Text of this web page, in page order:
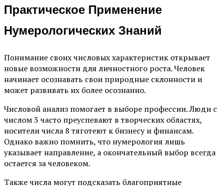
Практическое Применение
Нумерологических Знаний
Понимание своих числовых характеристик открывает
новые возможности для личностного роста. Человек
начинает осознавать свои природные склонности и
может развивать их более осознанно.
Числовой анализ помогает в выборе профессии. Люди с
числом 3 часто преуспевают в творческих областях,
носители числа 8 тяготеют к бизнесу и финансам.
Однако важно помнить, что нумерология лишь
указывает направление, а окончательный выбор всегда
остается за человеком.
Также числа могут подсказать благоприятные